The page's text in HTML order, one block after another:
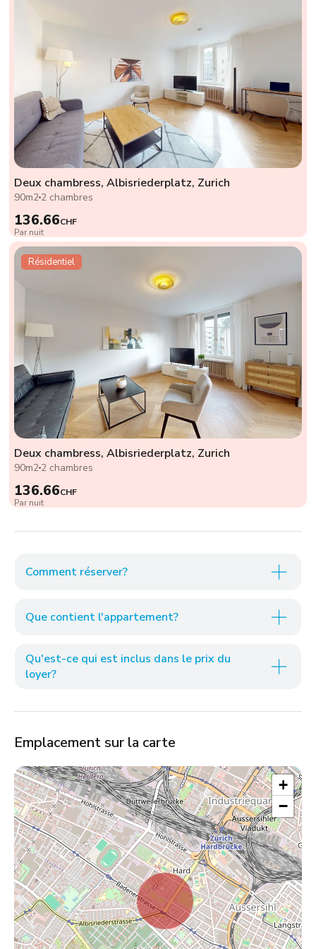
Deux chambress, Albisriederplatz, Zurich
90m2 2 chambres
136.66CHF
Par nuit
Résidentiel
Deux chambress, Albisriederplatz, Zurich
90m2 2 chambres
136.66CHF
Par nuit
Comment réserver?
Que contient l'appartement?
Qu'est-ce qui est inclus dans le prix du
loyer?
Emplacement sur la carte
+
−